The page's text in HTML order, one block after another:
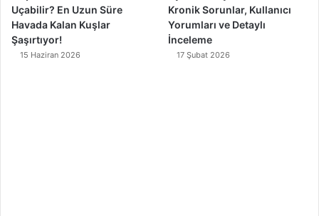
Uçabilir? En Uzun Süre
Havada Kalan Kuşlar
Şaşırtıyor!
15 Haziran 2026
Kronik Sorunlar, Kullanıcı
Yorumları ve Detaylı
İnceleme
17 Şubat 2026